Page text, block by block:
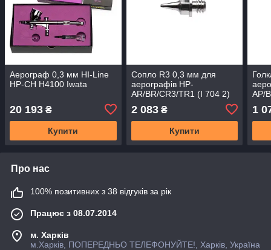
Аерограф 0,3 мм HI-Line
HP-CH H4100 Iwata
20 193 ₴
Купити
Сопло R3 0,3 мм для
аерографів HP-
AR/BR/CR3/TR1 (I 704 2)
2 083₴
Купити
AP/
1
Про нас
100% позитивних з 38 відгуків за рік
Працює з 08.07.2014
м. Харків
м.Харків, ПОПЕРЕДНЬО ТЕЛЕФОНУЙТЕ!, Харків, Україна